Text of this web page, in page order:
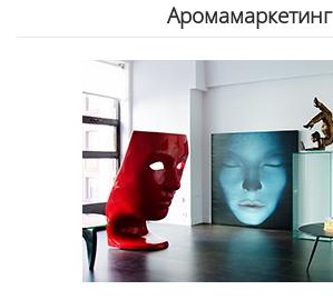
Аромамаркетинг